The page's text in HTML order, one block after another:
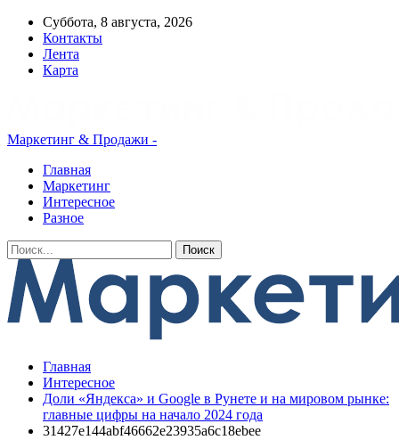
Суббота, 8 августа, 2026
Контакты
Лента
Карта
Маркетинг & Продажи -
Главная
Маркетинг
Интересное
Разное
Главная
Интересное
Доли «Яндекса» и Google в Рунете и на мировом рынке:
главные цифры на начало 2024 года
31427e144abf46662e23935a6c18ebee